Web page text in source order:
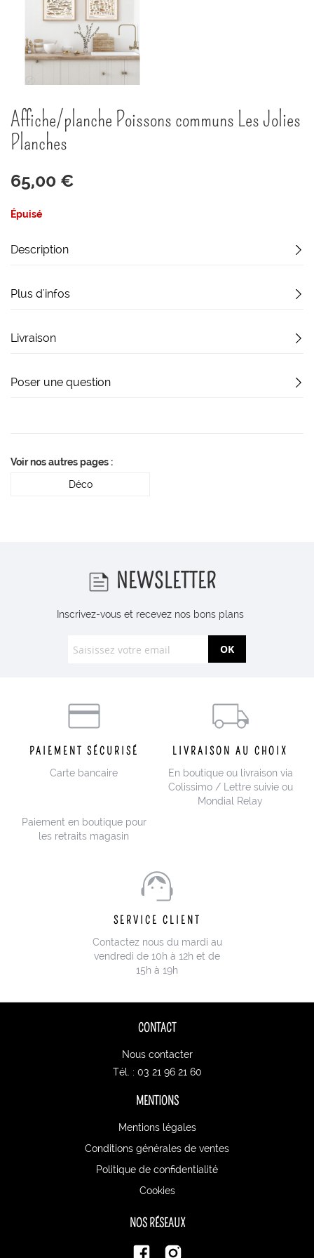
au
début
de
d’images
Affiche/planche Poissons communs Les Jolies
Planches
65,00 €
Épuisé
Description
Plus d'infos
Livraison
Poser une question
Voir nos autres pages :
Déco
NEWSLETTER
Inscrivez-vous et recevez nos bons plans
OK
PAIEMENT SÉCURISÉ
Carte bancaire
Paiement en boutique pour
les retraits magasin
LIVRAISON AU CHOIX
En boutique ou livraison via
Colissimo / Lettre suivie ou
Mondial Relay
SERVICE CLIENT
Contactez nous du mardi au
vendredi de 10h à 12h et de
15h à 19h
CONTACT
Nous contacter
Tél. : 03 21 96 21 60
MENTIONS
Mentions légales
Conditions générales de ventes
Politique de confidentialité
Cookies
NOS RÉSEAUX